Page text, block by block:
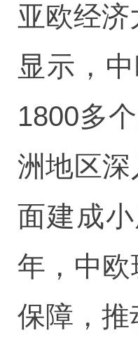
亚欧经
显示，
1800多
洲地区深
面建成
年，中
保障，推